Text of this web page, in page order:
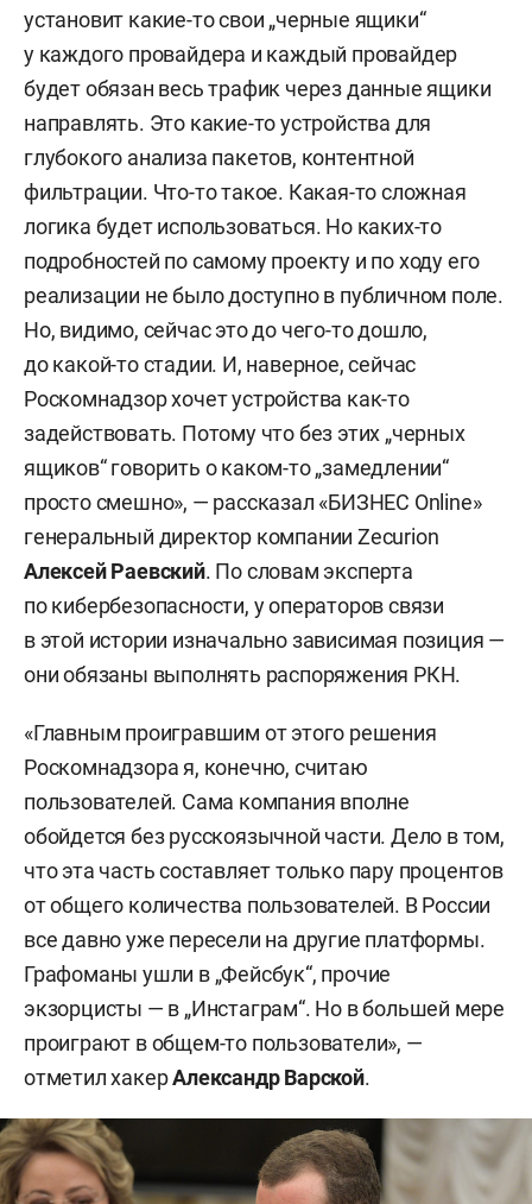
установит какие-то свои „черные ящики“
у каждого провайдера и каждый провайдер
будет обязан весь трафик через данные ящики
направлять. Это какие-то устройства для
глубокого анализа пакетов, контентной
фильтрации. Что-то такое. Какая-то сложная
логика будет использоваться. Но каких-то
подробностей по самому проекту и по ходу его
реализации не было доступно в публичном поле.
Но, видимо, сейчас это до чего-то дошло,
до какой-то стадии. И, наверное, сейчас
Роскомнадзор хочет устройства как-то
задействовать. Потому что без этих „черных
ящиков“ говорить о каком-то „замедлении“
просто смешно», — рассказал «БИЗНЕС Online»
генеральный директор компании Zecurion
Алексей Раевский. По словам эксперта
по кибербезопасности, у операторов связи
в этой истории изначально зависимая позиция —
они обязаны выполнять распоряжения РКН.
«Главным проигравшим от этого решения
Роскомнадзора я, конечно, считаю
пользователей. Сама компания вполне
обойдется без русскоязычной части. Дело в том,
что эта часть составляет только пару процентов
от общего количества пользователей. В России
все давно уже пересели на другие платформы.
Графоманы ушли в „Фейсбук“, прочие
экзорцисты — в „Инстаграм“. Но в большей мере
проиграют в общем-то пользователи», —
отметил хакерАлександр Варской.